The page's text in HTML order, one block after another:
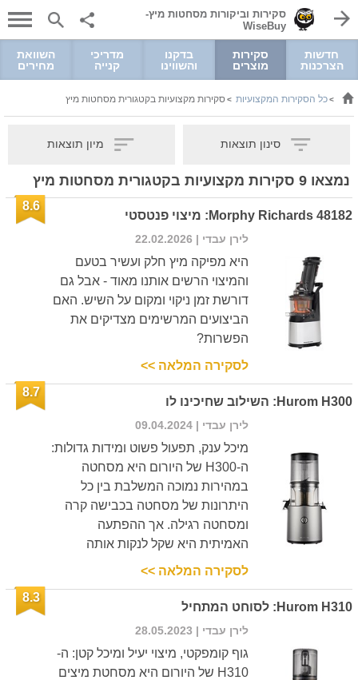
סקירות וביקורות מסחטות מיץ-
WiseBuy
חדשות
הצרכנות
סקירות
מוצרים
בדקנו
והשווינו
מדריכי
קנייה
השוואת
מחירים
>כל הסקירות המקצועיות >סקירות מקצועיות בקטגורית מסחטות מיץ
סינון תוצאות מיון תוצאות
נמצאו 9 סקירות מקצועיות בקטגורית מסחטות מיץ
Morphy Richards 48182: מיצוי פנטסטי
8.6
לירן עבדי | 22.02.2026
היא מפיקה מיץ חלק ועשיר בטעם
והמיצוי הרשים אותנו מאוד - אבל גם
דורשת זמן ניקוי ומקום על השיש. האם
הביצועים המרשימים מצדיקים את
הפשרות?
לסקירה המלאה >>
Hurom H300: השילוב שחיכינו לו
8.7
לירן עבדי | 09.04.2024
מיכל ענק, תפעול פשוט ומידות גדולות:
ה-H300 של היורום היא מסחטה
במהירות נמוכה המשלבת בין כל
היתרונות של מסחטה בכבישה קרה
ומסחטה רגילה. אך ההפתעה
האמיתית היא שקל לנקות אותה
לסקירה המלאה >>
Hurom H310: לסוחט המתחיל
8.3
לירן עבדי | 28.05.2023
גוף קומפקטי, מיצוי יעיל ומיכל קטן: ה-
H310 של היורום היא מסחטת מיצים